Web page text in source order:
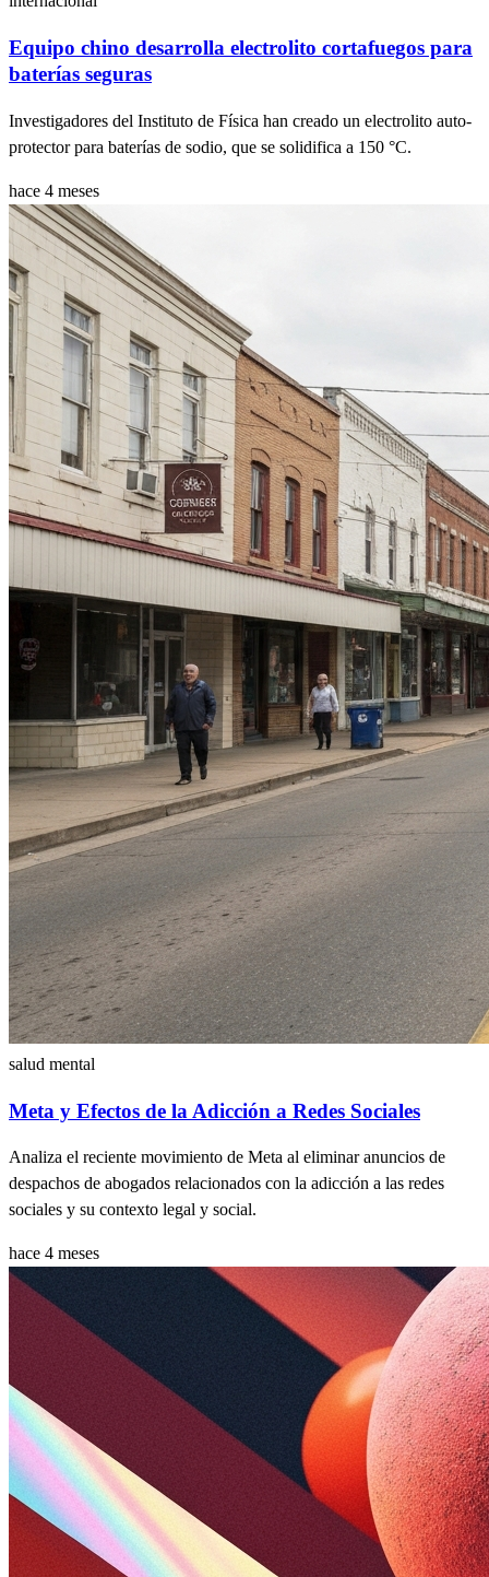
Equipo chino desarrolla electrolito cortafuegos para
baterías seguras
Investigadores del Instituto de Física han creado un electrolito auto-
protector para baterías de sodio, que se solidifica a 150 °C.
hace 4 meses
salud mental
Meta y Efectos de la Adicción a Redes Sociales
Analiza el reciente movimiento de Meta al eliminar anuncios de
despachos de abogados relacionados con la adicción a las redes
sociales y su contexto legal y social.
hace 4 meses